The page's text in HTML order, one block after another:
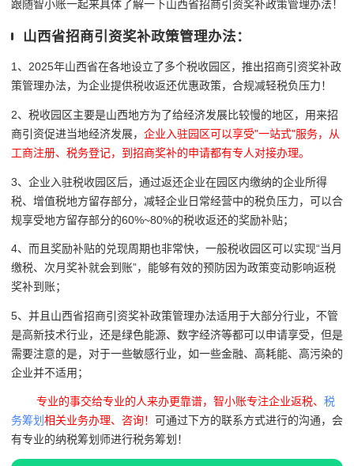
跟随智小账一起来具体了解一下山西省招商引资奖补政策管理办法！
山西省招商引资奖补政策管理办法：
1、2025年山西省在各地设立了多个税收园区，推出招商引资奖补政
策管理办法，为企业提供税收返还优惠政策，合规减轻税负压力！
2、税收园区主要是山西地方为了给经济发展比较慢的地区，用来招
商引资促进当地经济发展， 企业入驻园区可以享受"一站式"服务，从
工商注册、税务登记，到招商奖补的申请都有专人对接办理。
3、企业入驻税收园区后， 通过返还企业在园区内缴纳的企业所得
税、增值税地方留存部分，减轻企业日常经营中的税负压力， 可以合
规享受地方留存部分的60%~80%的税收返还的奖励补贴；
4、而且奖励补贴的兑现周期也非常快，一般税收园区可以实现“当月
缴税、次月奖补就会到账”，能够有效的预防因为政策变动影响返税
奖补到账；
5、并且山西省招商引资奖补政策管理办法适用于大部分行业，不管
是高新技术行业，还是绿色能源、数字经济等都可以申请享受，但是
需要注意的是，对于一些敏感行业，如一些金融、高耗能、高污染的
企业并不适用；
专业的事交给专业的人来办更靠谱，智小账专注企业返税、 税
务筹划 相关业务办理、咨询！ 可通过下方的联系方式进行的沟通，会
有专业的纳税筹划师进行税务筹划！